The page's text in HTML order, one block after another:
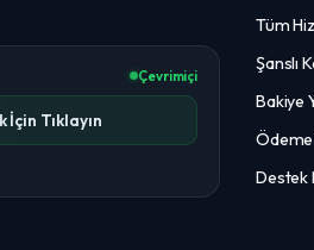
Çevrimiçi
Tıklayın
Tüm
Şanslı
Bakiye
Destek